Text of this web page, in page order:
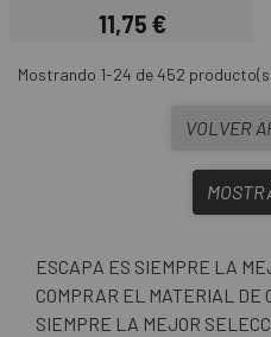
Precio
11,75 €
Mostrando 1-24 de 452
VOLVER
ESCAPA ES SIEMPRE LA
COMPRAR EL MATERIAL DE
SIEMPRE LA MEJOR